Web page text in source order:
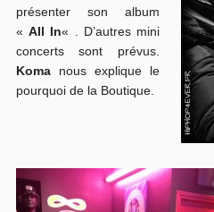
présenter son album
«All In« . D’autres mini
concerts sont prévus.
Komanous explique le
pourquoi de la Boutique.